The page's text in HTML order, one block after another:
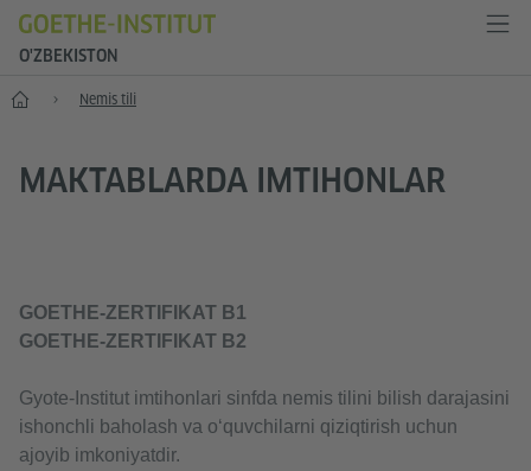
O'ZBEKISTON
Bosh sahifaNemis tili
MAKTABLARDA IMTIHONLAR
GOETHE-ZERTIFIKAT B1
GOETHE-ZERTIFIKAT B2
Gyote-Institut imtihonlari sinfda nemis tilini bilish darajasini
ishonchli baholash va o‘quvchilarni qiziqtirish uchun
ajoyib imkoniyatdir.